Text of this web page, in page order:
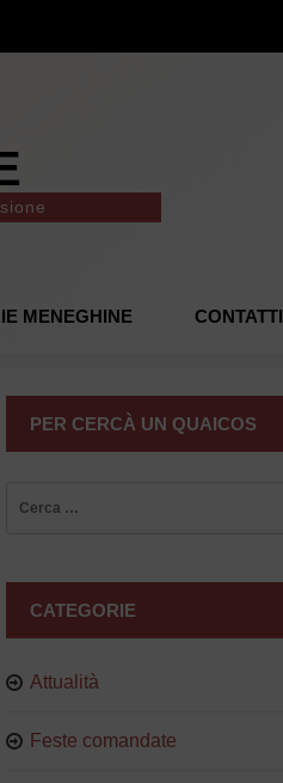
MENEGHINE CONTATTI
PER CERCÀ UN QUAICOS
CATEGORIE
Attualità
Feste comandate